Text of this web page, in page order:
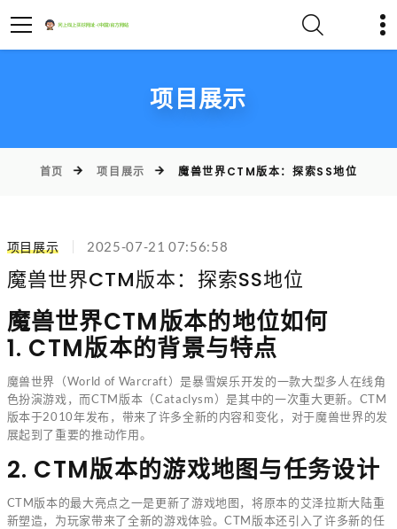
项目展示
首页 项目展示 魔兽世界CTM版本：探索SS地位
项目展示 2025-07-21 07:56:58
魔兽世界CTM版本：探索SS地位
魔兽世界CTM版本的地位如何
1. CTM版本的背景与特点
魔兽世界（World of Warcraft）是暴雪娱乐开发的一款大型多人在线角
色扮演游戏，而CTM版本（Cataclysm）是其中的一次重大更新。CTM
版本于2010年发布，带来了许多全新的内容和变化，对于魔兽世界的发
展起到了重要的推动作用。
2. CTM版本的游戏地图与任务设计
CTM版本的最大亮点之一是更新了游戏地图，将原本的艾泽拉斯大陆重
新塑造，为玩家带来了全新的游戏体验。CTM版本还引入了许多新的任